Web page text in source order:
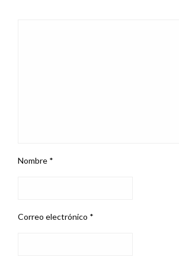
Nombre *
Correo electrónico *